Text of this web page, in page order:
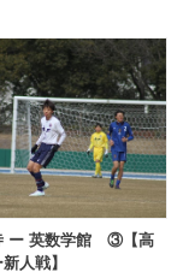
ー 英数学館 ③【高
人戦】